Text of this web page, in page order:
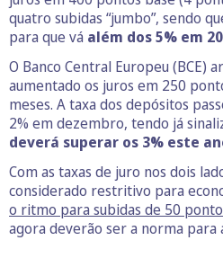
quatro subidas “jumbo”, sendo
para que vá além dos 5% em
O Banco Central Europeu (BCE)
aumentado os juros em 250
meses. A taxa dos depósitos
2% em dezembro, tendo já
deverá superar os 3% este
Com as taxas de juro nos dois
considerado restritivo para
o ritmo para subidas de 50
agora deverão ser a norma para